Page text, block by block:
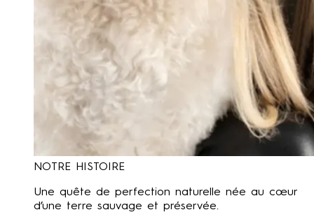
NOTRE HISTOIRE
Une quête de perfection naturelle née au cœur
d’une terre sauvage et préservée.